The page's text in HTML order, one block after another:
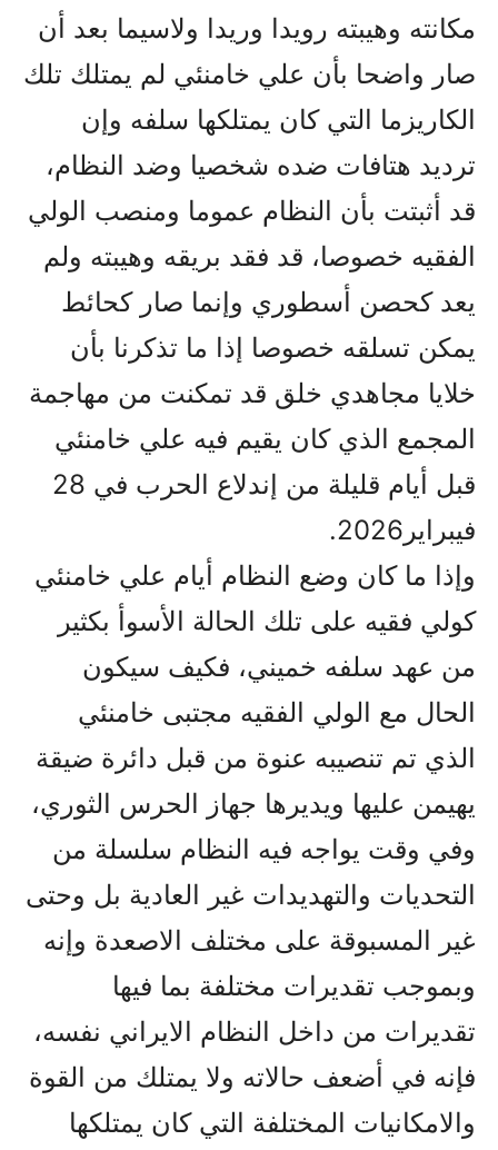
مکانته وهيبته رويدا وريدا ولاسيما بعد أن
صار واضحا بأن علي خامنئي لم يمتلك تلك
الکاريزما التي کان يمتلکها سلفه وإن
ترديد هتافات ضده شخصيا وضد النظام،
قد أثبتت بأن النظام عموما ومنصب الولي
الفقيه خصوصا، قد فقد بريقه وهيبته ولم
يعد کحصن أسطوري وإنما صار کحائط
يمکن تسلقه خصوصا إذا ما تذکرنا بأن
خلايا مجاهدي خلق قد تمکنت من مهاجمة
المجمع الذي کان يقيم فيه علي خامنئي
قبل أيام قليلة من إندلاع الحرب في 28
فيبراير2026.
وإذا ما کان وضع النظام أيام علي خامنئي
کولي فقيه على تلك الحالة الأسوأ بکثير
من عهد سلفه خميني، فکيف سيکون
الحال مع الولي الفقيه مجتبى خامنئي
الذي تم تنصيبه عنوة من قبل دائرة ضيقة
يهيمن عليها ويديرها جهاز الحرس الثوري،
وفي وقت يواجه فيه النظام سلسلة من
التحديات والتهديدات غير العادية بل وحتى
غير المسبوقة على مختلف الاصعدة وإنه
وبموجب تقديرات مختلفة بما فيها
تقديرات من داخل النظام الايراني نفسه،
فإنه في أضعف حالاته ولا يمتلك من القوة
والامکانيات المختلفة التي کان يمتلکها